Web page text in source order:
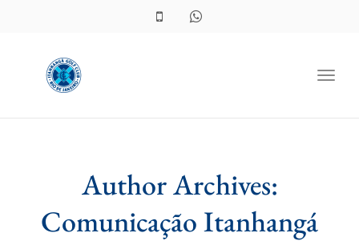
Author Archives:
Comunicação Itanhangá